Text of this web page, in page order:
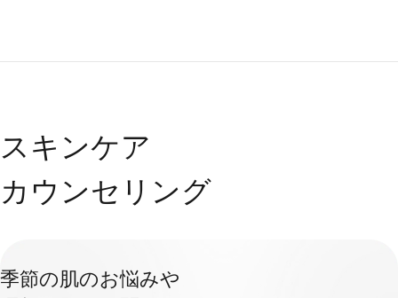
スキンケア
カウンセリング
季節の肌のお悩みや